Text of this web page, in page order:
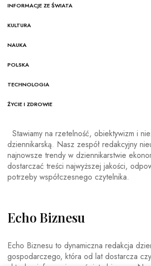
INFORMACJE ZE ŚWIATA
KULTURA
NAUKA
POLSKA
TECHNOLOGIA
ŻYCIE I ZDROWIE
Stawiamy na rzetelność, obiektywizm i
dziennikarską. Nasz zespół redakcyjny
najnowsze trendy w dziennikarstwie
dostarczać treści najwyższej jakości,
potrzeby współczesnego czytelnika.
Echo Biznesu
Echo Biznesu to dynamiczna redakcja
gospodarczego, która od lat dostarcza